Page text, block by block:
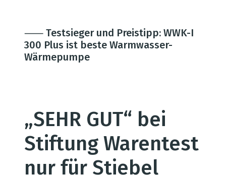
⸺ Testsieger und Preistipp: WWK-I
300 Plus ist beste Warmwasser-
Wärmepumpe
„SEHR GUT“ bei
Stiftung Warentest
nur für Stiebel